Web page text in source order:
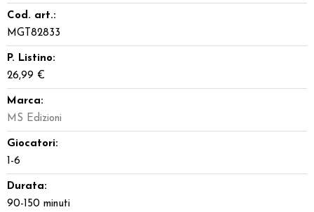
Cod. art.:
MGT82833
P. Listino:
26,99 €
Marca:
MS Edizioni
Giocatori:
1-6
Durata:
90-150 minuti